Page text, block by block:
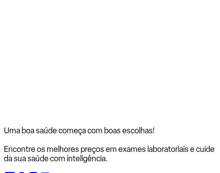
Uma boa saúde começa com boas escolhas!
Encontre os melhores preços em exames laboratoriais e cuide
da sua saúde com inteligência.